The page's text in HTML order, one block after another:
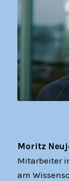
Moritz
Mitarbeiter
am